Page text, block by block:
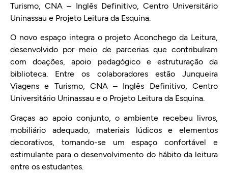
Turismo, CNA – Inglês Definitivo, Centro Universitário
Uninassau e Projeto Leitura da Esquina.
O novo espaço integra o projeto Aconchego da Leitura,
desenvolvido por meio de parcerias que contribuíram
com doações, apoio pedagógico e estruturação da
biblioteca. Entre os colaboradores estão Junqueira
Viagens e Turismo, CNA – Inglês Definitivo, Centro
Universitário Uninassau e o Projeto Leitura da Esquina.
Graças ao apoio conjunto, o ambiente recebeu livros,
mobiliário adequado, materiais lúdicos e elementos
decorativos, tornando-se um espaço confortável e
estimulante para o desenvolvimento do hábito da leitura
entre os estudantes.